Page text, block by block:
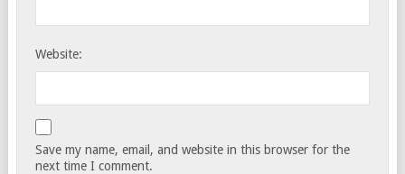
Website:
Save my name, email, and website in this browser for the
next time I comment.